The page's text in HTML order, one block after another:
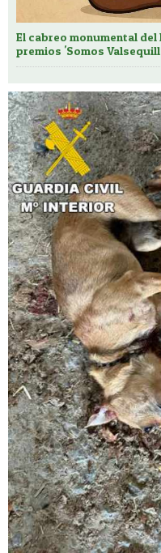
El cabreo monumental
premios 'Somos